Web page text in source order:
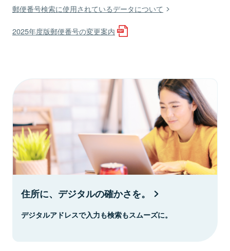
郵便番号検索に使用されているデータについて
2025年度版郵便番号の変更案内
住所に、デジタルの確かさを。
デジタルアドレスで入力も検索もスムーズに。